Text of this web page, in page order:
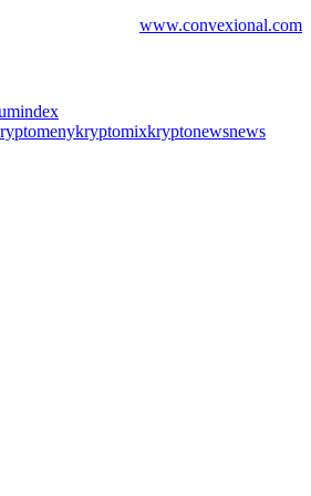
www.convexional.com
index
kryptomixkryptonewsnews